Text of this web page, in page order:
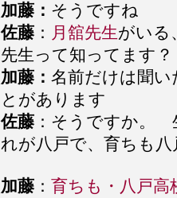
加藤： そうですね
佐藤 ： 月舘先生がいる
先生って知ってます？
加藤： 名前だけは聞い
とがあります
佐藤 ：そうですか。
れが八戸で、育ちも八
加藤 ： 育ちも・八戸高